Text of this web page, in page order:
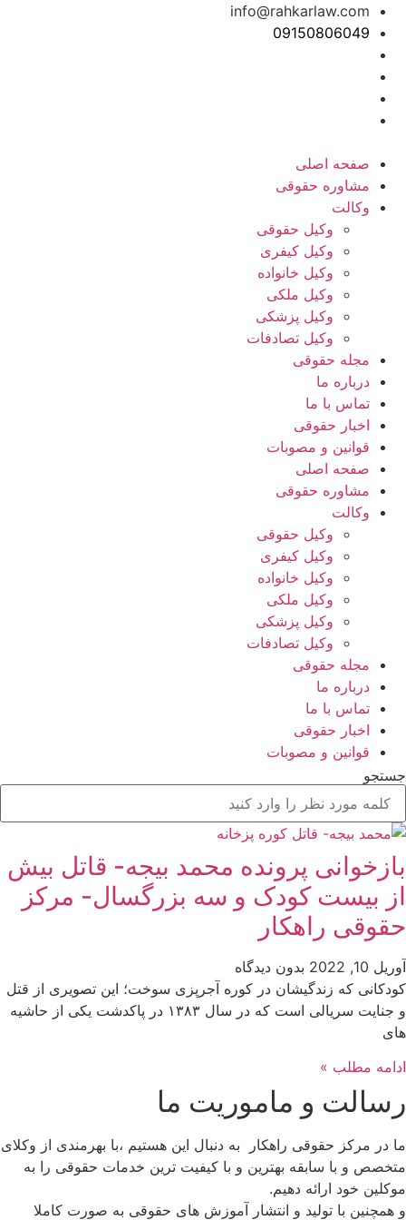
info@rahkarlaw.com
09150806049
صفحه اصلی
مشاوره حقوقی
وکالت
وکیل حقوقی
وکیل کیفری
وکیل خانواده
وکیل ملکی
وکیل پزشکی
وکیل تصادفات
مجله حقوقی
درباره ما
تماس با ما
اخبار حقوقی
قوانین و مصوبات
صفحه اصلی
مشاوره حقوقی
وکالت
وکیل حقوقی
وکیل کیفری
وکیل خانواده
وکیل ملکی
وکیل پزشکی
وکیل تصادفات
مجله حقوقی
درباره ما
تماس با ما
اخبار حقوقی
قوانین و مصوبات
جستجو
بازخوانی پرونده محمد بیجه- قاتل بیش
از بیست کودک و سه بزرگسال- مرکز
حقوقی راهکار
آوریل 10, 2022
بدون دیدگاه
کودکانی که زندگیشان در کوره آجرپزی سوخت؛ این تصویری از قتل
و جنایت سریالی است که در سال ۱۳۸۳ در پاکدشت یکی از حاشیه
های
ادامه مطلب »
رسالت و ماموریت ما
ما در مرکز حقوقی راهکار به دنبال این هستیم ،با بهرمندی از وکلای
متخصص و با سابقه بهترین و با کیفیت ترین خدمات حقوقی را به
موکلین خود ارائه دهیم.
و همچنین با تولید و انتشار آموزش های حقوقی به صورت کاملا